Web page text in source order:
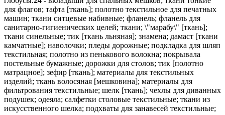
для флагов; тафта [ткань]; полотно текстильное для печатных
машин; ткани ситцевые набивные; фланель; фланель для
санитарно-гигиенических целей; ткани; \"марабу\" [ткань];
ткани синельные; тик [ткань льняная]; знамена; дамаст [ткани
камчатные]; наволочки; пледы дорожные; подкладка для шляп
текстильная; полотно из пенькового волокна; покрывала
постельные бумажные; дорожки для столов; тик [полотно
матрацное]; зефир [ткань]; материалы для текстильных
изделий; ткань волосяная [мешковина]; материалы для
фильтрования текстильные; шелк [ткань]; чехлы для диванных
подушек; одеяла; салфетки столовые текстильные; ткани из
искусственного шелка; подхваты для занавесей текстильные;